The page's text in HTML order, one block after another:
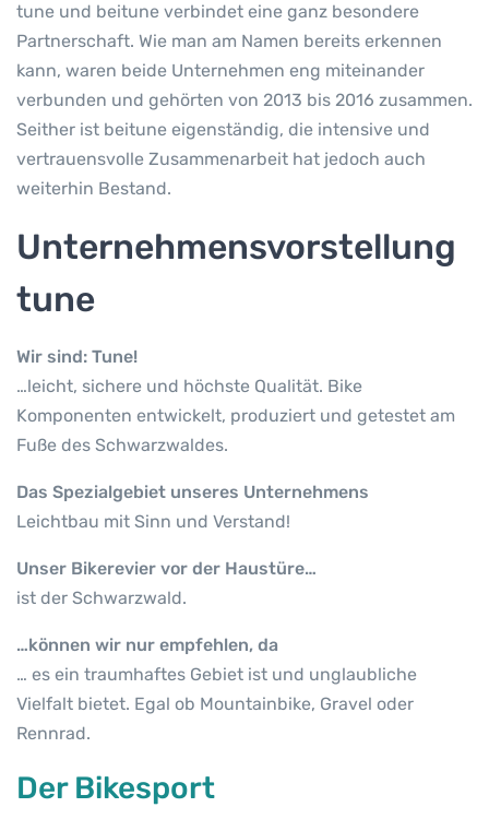
tune und beitune verbindet eine ganz besondere
Partnerschaft. Wie man am Namen bereits erkennen
kann, waren beide Unternehmen eng miteinander
verbunden und gehörten von 2013 bis 2016 zusammen.
Seither ist beitune eigenständig, die intensive und
vertrauensvolle Zusammenarbeit hat jedoch auch
weiterhin Bestand.
Unternehmensvorstellung
tune
Wir sind: Tune!
…leicht, sichere und höchste Qualität. Bike
Komponenten entwickelt, produziert und getestet am
Fuße des Schwarzwaldes.
Das Spezialgebiet unseres Unternehmens
Leichtbau mit Sinn und Verstand!
Unser Bikerevier vor der Haustüre…
ist der Schwarzwald.
…können wir nur empfehlen, da
… es ein traumhaftes Gebiet ist und unglaubliche
Vielfalt bietet. Egal ob Mountainbike, Gravel oder
Rennrad.
Der Bikesport